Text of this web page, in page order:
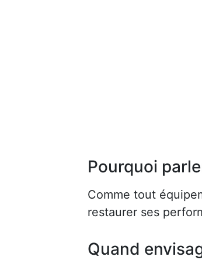
Pourquoi
Comme tout
restaurer ses
Quand